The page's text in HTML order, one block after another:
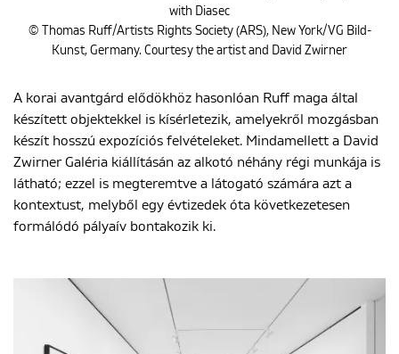
with Diasec
© Thomas Ruff/Artists Rights Society (ARS), New York/VG Bild-
Kunst, Germany. Courtesy the artist and David Zwirner
A korai avantgárd elődökhöz hasonlóan Ruff maga által
készített objektekkel is kísérletezik, amelyekről mozgásban
készít hosszú expozíciós felvételeket. Mindamellett a David
Zwirner Galéria kiállításán az alkotó néhány régi munkája is
látható; ezzel is megteremtve a látogató számára azt a
kontextust, melyből egy évtizedek óta következetesen
formálódó pályaív bontakozik ki.